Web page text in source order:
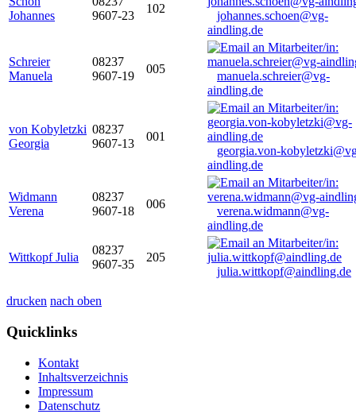
Johannes
9607-23
102
johannes.schoen@vg-
aindling.de
Schreier
Manuela
08237
9607-19
005
manuela.schreier@vg-
aindling.de
von Kobyletzki
Georgia
08237
9607-13
001
georgia.von-
aindling.de
Widmann
Verena
08237
9607-18
006
verena.widmann@vg-
aindling.de
Wittkopf Julia
08237
9607-35
205
julia.wittkopf@aindling.de
drucken nach oben
Quicklinks
Kontakt
Inhaltsverzeichnis
Impressum
Datenschutz